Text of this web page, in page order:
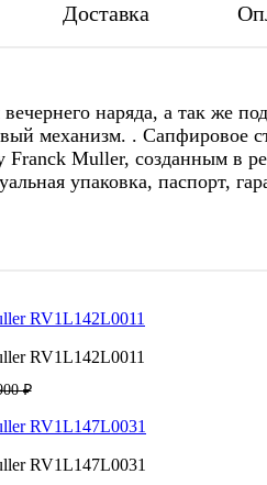
Доставка
наряда, а так же
механизм. . Сапфировое
Muller, созданным в
упаковка, паспорт,
RV1L142L0011
₽
RV1L147L0031